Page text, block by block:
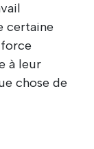
certaine
à leur
chose de